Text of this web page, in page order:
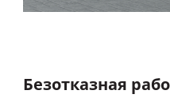
Безотказная